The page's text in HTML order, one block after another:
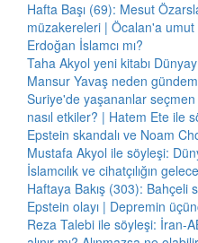
Hafta Başı (69): Mesut
müzakereleri | Öcalan'a umut
Erdoğan İslamcı mı?
Taha Akyol yeni kitabı
Mansur Yavaş neden
Suriye'de yaşananlar
nasıl etkiler? | Hatem Ete ile
Epstein skandalı ve Noam
Mustafa Akyol ile söyleşi:
İslamcılık ve cihatçılığın
Haftaya Bakış (303): Bahçeli
Epstein olayı | Depremin
Reza Talebi ile söyleşi: İran-